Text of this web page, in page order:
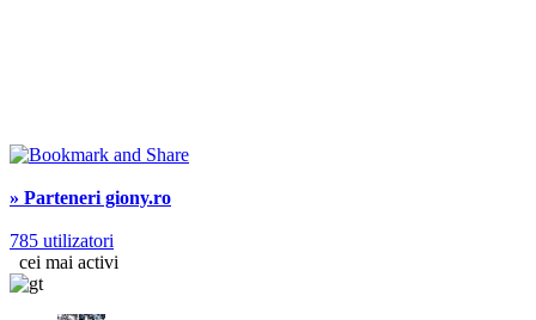
» Parteneri giony.ro
785 utilizatori
cei mai activi